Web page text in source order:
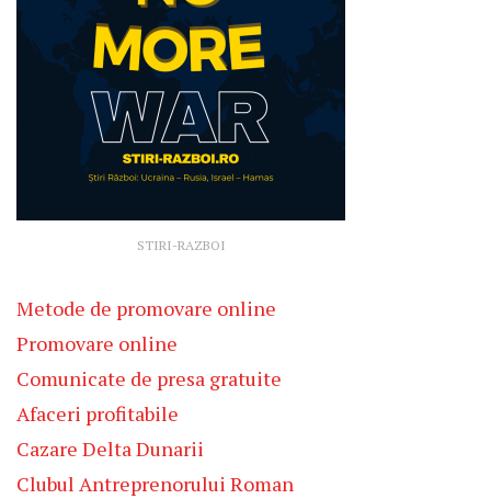
STIRI-RAZBOI
Metode de promovare online
Promovare online
Comunicate de presa gratuite
Afaceri profitabile
Cazare Delta Dunarii
Clubul Antreprenorului Roman